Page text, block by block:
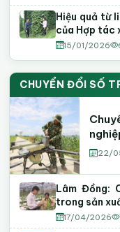
Hiệu quả từ
của Hợp tác
15/01/2026
CHUYỂN ĐỔI SỐ
22/
Lâm Đồng:
trong sản
17/04/2026